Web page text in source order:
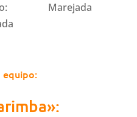
Marejada
equipo: